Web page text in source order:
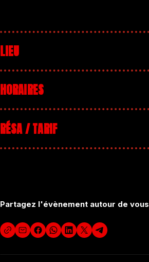
LIEU
HORAIRES
RÉSA / TARIF
Partagez l'évènement autour de vous